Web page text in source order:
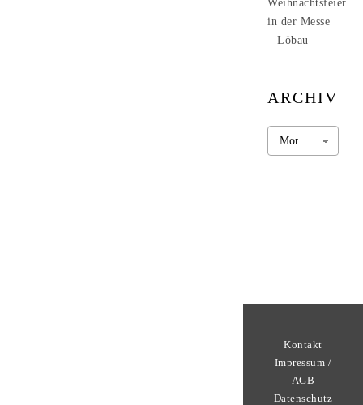
Weihnachtsfeier
in der Messe
– Löbau
ARCHIV
Archiv
Kontakt
Impressum /
AGB
Datenschutz